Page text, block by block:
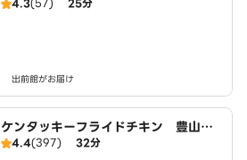
平田店
出前館がお届け
ケンタッキーフライドチキン 豊山豊
場店
4.4(397) 32分